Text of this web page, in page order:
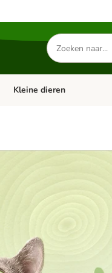
Zoeken
naar
producten
Open categorie menu:
Kleine dieren